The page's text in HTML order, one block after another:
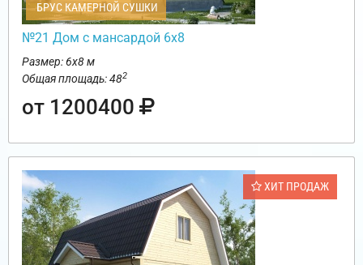
БРУС КАМЕРНОЙ СУШКИ
№21 Дом с мансардой 6х8
Размер: 6х8 м
Общая площадь: 482
от 1200400
ХИТ ПРОДАЖ